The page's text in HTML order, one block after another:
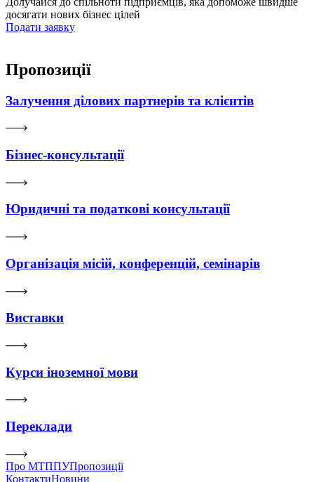
досягати нових бізнес цілей
Подати заявку
Пропозиції
Залучення ділових партнерів та клієнтів
Бізнес-консультації
Юридичні та податкові консультації
Організація місій, конференцій, семінарів
Виставки
Курси іноземної мови
Переклади
Про МТППУПропозиції
КонтактиНовини